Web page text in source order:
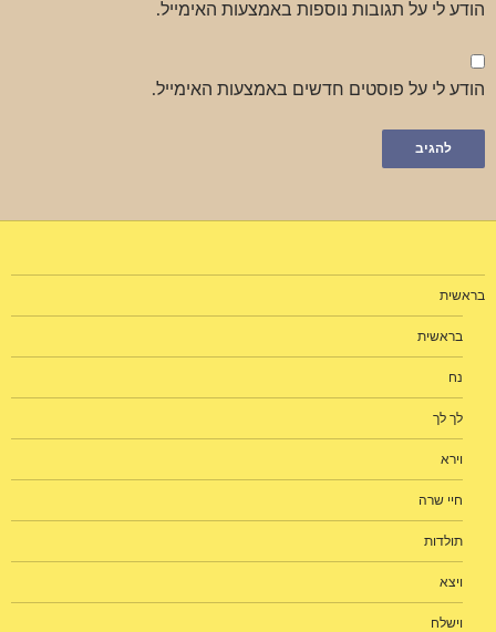
הודע לי על תגובות נוספות באמצעות האימייל.
הודע לי על פוסטים חדשים באמצעות האימייל.
בראשית
בראשית
נח
לך לך
וירא
חיי שרה
תולדות
ויצא
וישלח